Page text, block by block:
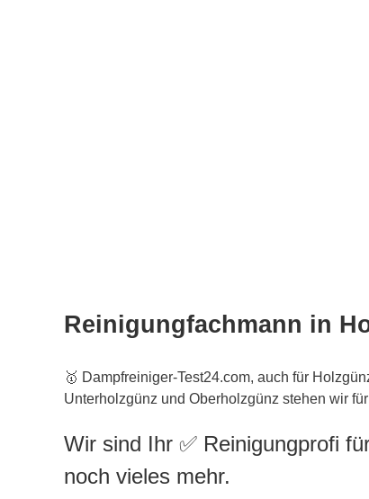
Reinigungfachmann in
🥇 Dampfreiniger-Test24.com, auch für
Unterholzgünz und Oberholzgünz stehen wir
Wir sind Ihr ✅ Reinigungprofi
noch vieles mehr.